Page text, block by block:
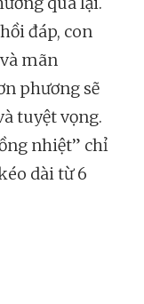
đáp, con
mãn
phương sẽ
tuyệt vọng.
nhiệt” chỉ
dài từ 6